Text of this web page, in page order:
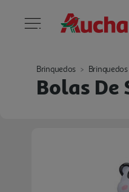
Brinquedos
Bolas De